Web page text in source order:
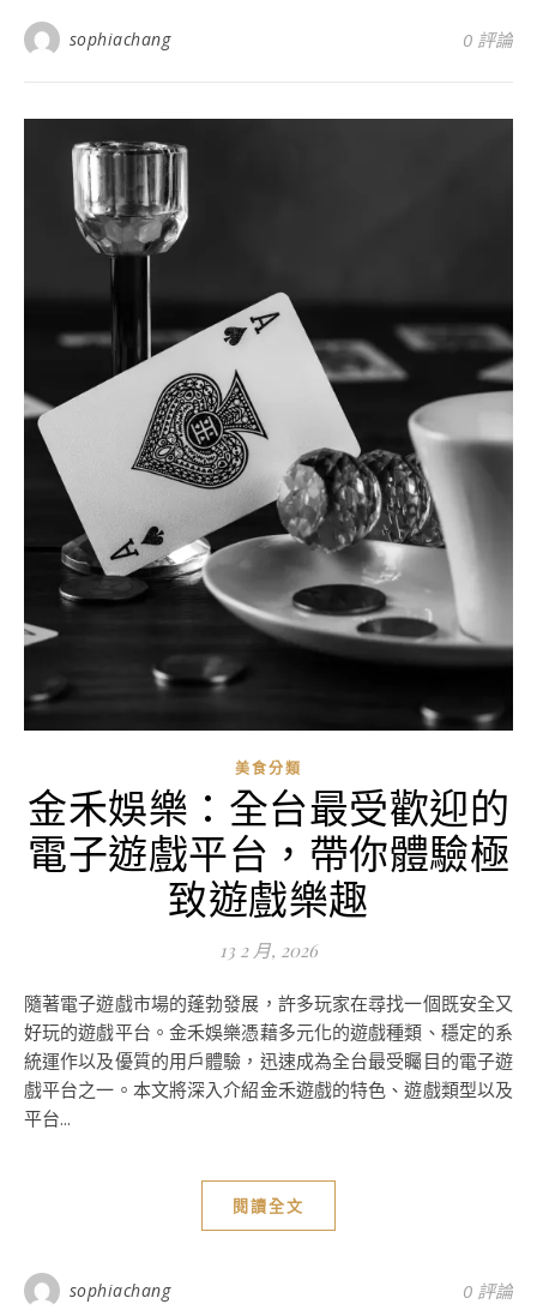
sophiachang 0 評論
美食分類
金禾娛樂：全台最受歡迎的
電子遊戲平台，帶你體驗極
致遊戲樂趣
13 2 月, 2026
隨著電子遊戲市場的蓬勃發展，許多玩家在尋找一個既安全又
好玩的遊戲平台。金禾娛樂憑藉多元化的遊戲種類、穩定的系
統運作以及優質的用戶體驗，迅速成為全台最受矚目的電子遊
戲平台之一。本文將深入介紹金禾遊戲的特色、遊戲類型以及
平台...
閱讀全文
sophiachang 0 評論